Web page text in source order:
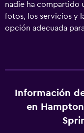
nadie ha compartido
fotos, los servicios y
opción adecuada
Información
en